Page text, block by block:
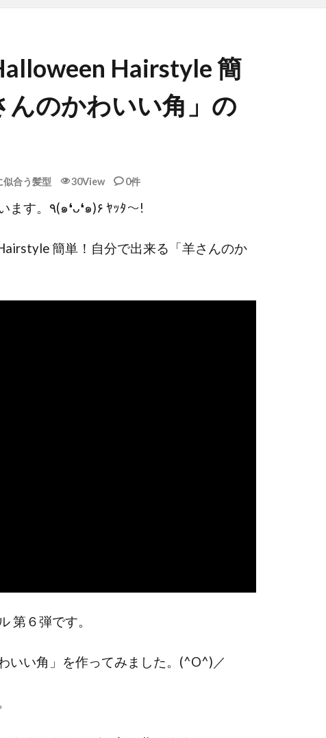
Hairstyle 簡
んのかわいい角」の
似合う髪型 30View 0件
いつも動画を観ていただき、ありがとうございます。٩(๑❛ᴗ❛๑)۶ ﾔｯﾀ～!
簡単！自分で出来る「羊さんのか
第６弾です。
いい角」を作ってみました。(^O^)／